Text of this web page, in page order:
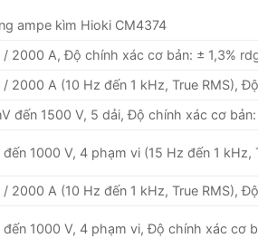
ampe kìm Hioki CM4374
/ 2000 A, Độ chính xác cơ bản: ± 1,3%
2000 A (10 Hz đến 1 kHz, True RMS),
đến 1500 V, 5 dải, Độ chính xác cơ
1000 V, 4 phạm vi (15 Hz đến 1
2000 A (10 Hz đến 1 kHz, True RMS),
1000 V, 4 phạm vi, Độ chính xác cơ